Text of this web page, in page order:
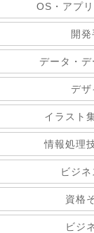
OS・アプ
開
データ・デ
デザ
イラスト
情報処理
ビジ
資格
ビジ